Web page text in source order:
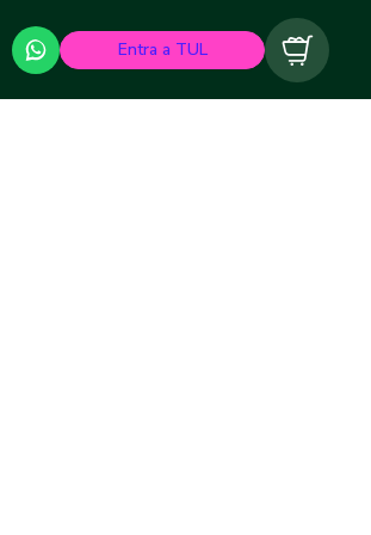
Entra a TUL Carrito